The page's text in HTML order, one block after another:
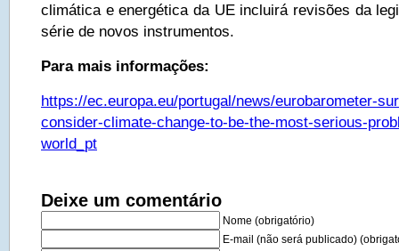
climática e energética da UE incluirá revisões da
série de novos instrumentos.
Para mais informações:
https://ec.europa.eu/portugal/news/eurobarometer-
consider-climate-change-to-be-the-most-serious-
world_pt
Deixe um comentário
Nome (obrigatório)
E-mail (não será publicado)